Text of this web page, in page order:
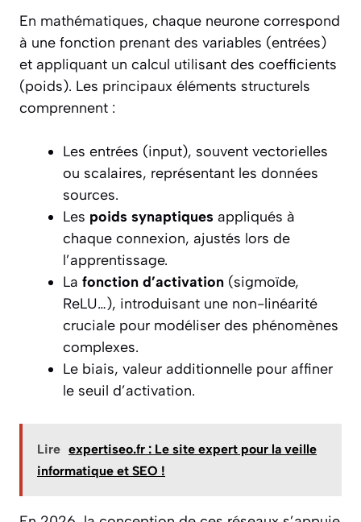
En mathématiques, chaque neurone correspond
à une fonction prenant des variables (entrées)
et appliquant un calcul utilisant des coefficients
(poids). Les principaux éléments structurels
comprennent :
Les entrées (input), souvent vectorielles
ou scalaires, représentant les données
sources.
Les poids synaptiques appliqués à
chaque connexion, ajustés lors de
l’apprentissage.
La fonction d’activation (sigmoïde,
ReLU…), introduisant une non-linéarité
cruciale pour modéliser des phénomènes
complexes.
Le biais, valeur additionnelle pour affiner
le seuil d’activation.
Lire expertiseo.fr : Le site expert pour la veille
informatique et SEO !